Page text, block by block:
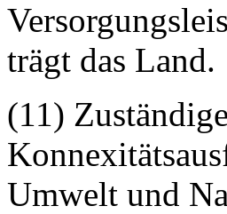
trägt das Land.
(11)
Umwelt und